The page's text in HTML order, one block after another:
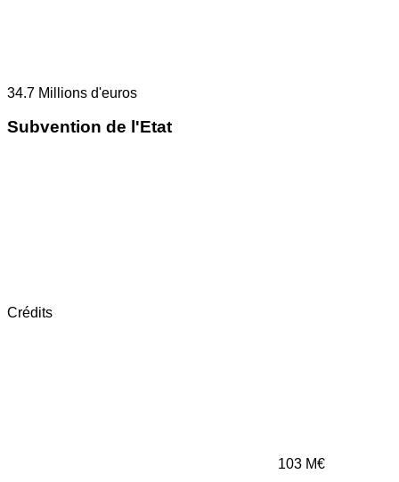
34.7 Millions d'euros
Subvention de l'Etat
Crédits
103 M€